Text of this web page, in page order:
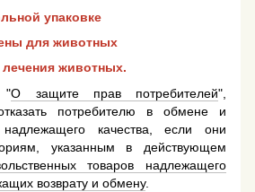
упаковке
для животных
животных.
"О защите прав потребителей",
потребителю в обмене и
надлежащего качества, если они
указанным в действующем
товаров надлежащего
возврату и обмену.